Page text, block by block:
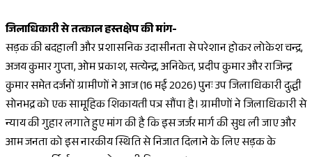
जिलाधिकारी से तत्काल हस्तक्षेप की मांग-
सड़क की बदहाली और प्रशासनिक उदासीनता से परेशान होकर लोकेश चन्द्र,
अजय कुमार गुप्ता, ओम प्रकाश, सत्येन्द्र, अनिकेत, प्रदीप कुमार और राजिन्द्र
कुमार समेत दर्जनों ग्रामीणों ने आज (16 मई 2026) पुनः उप जिलाधिकारी दुद्धी
सोनभद्र को एक सामूहिक शिकायती पत्र सौंपा है। ग्रामीणों ने जिलाधिकारी से
न्याय की गुहार लगाते हुए मांग की है कि इस जर्जर मार्ग की सुध ली जाए और
आम जनता को इस नारकीय स्थिति से निजात दिलाने के लिए सड़क के